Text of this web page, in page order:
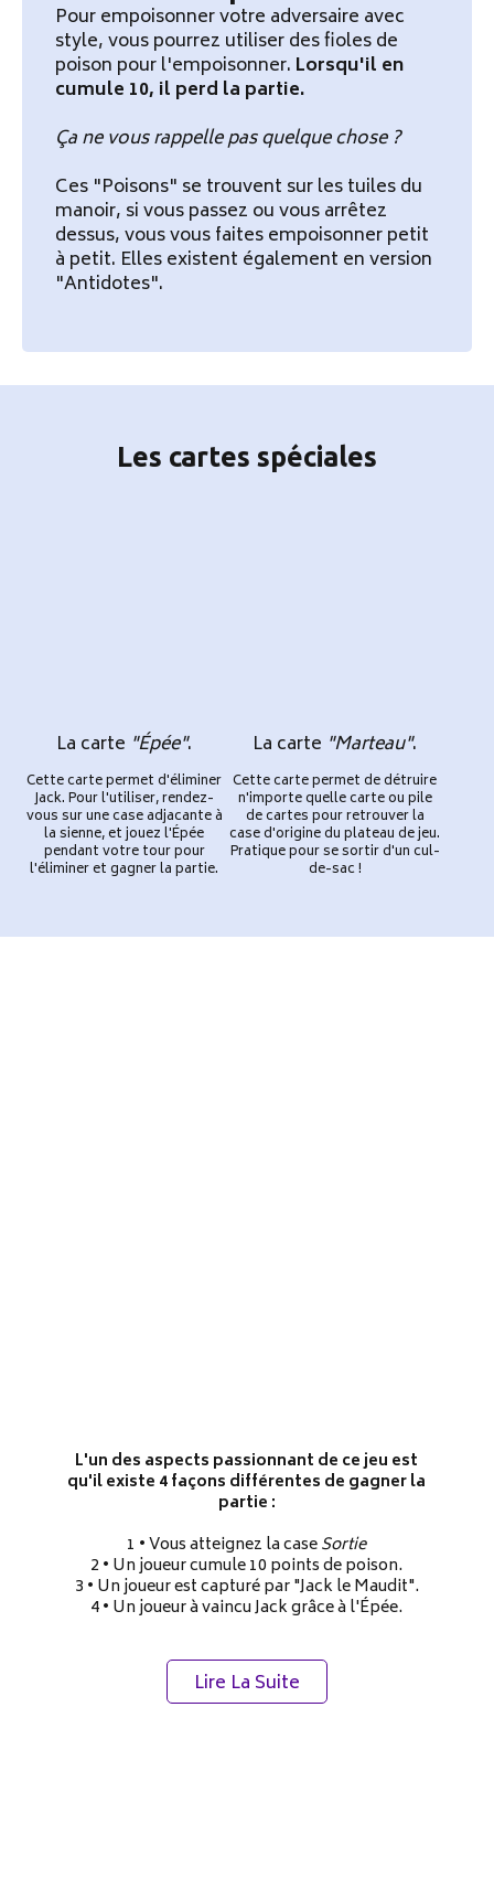
Pour empoisonner votre adversaire avec
style, vous pourrez utiliser des fioles de
poison pour l'empoisonner. Lorsqu'il en
cumule 10, il perd la partie.
Ça ne vous rappelle pas quelque chose ?
Ces "Poisons" se trouvent sur les tuiles du
manoir, si vous passez ou vous arrêtez
dessus, vous vous faites empoisonner petit
à petit. Elles existent également en version
"Antidotes".
Les cartes spéciales
La carte "Épée".
Cette carte permet d'éliminer
Jack. Pour l'utiliser, rendez-
vous sur une case adjacante à
la sienne, et jouez l'Épée
pendant votre tour pour
l'éliminer et gagner la partie.
La carte "Marteau".
Cette carte permet de détruire
n'importe quelle carte ou pile
de cartes pour retrouver la
case d'origine du plateau de jeu.
Pratique pour se sortir d'un cul-
de-sac !
L'un des aspects passionnant de ce jeu est
qu'il existe 4 façons différentes de gagner la
partie :
1 • Vous atteignez la caseSortie
2 • Un joueur cumule 10 points de poison.
3 • Un joueur est capturé par "Jack le Maudit".
4 • Un joueur à vaincu Jack grâce à l'Épée.
Lire La Suite